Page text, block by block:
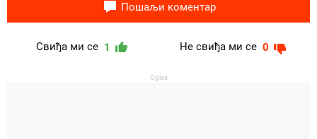
Пошаљи коментар
Свиђа ми се 1 Не свиђа ми се 0
Oglas